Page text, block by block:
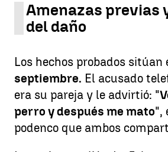
Amenazas previas
del daño
Los hechos probados sitúan
septiembre. El acusado
era su pareja y le advirtió: "
perro y después me mato",
podenco que ambos